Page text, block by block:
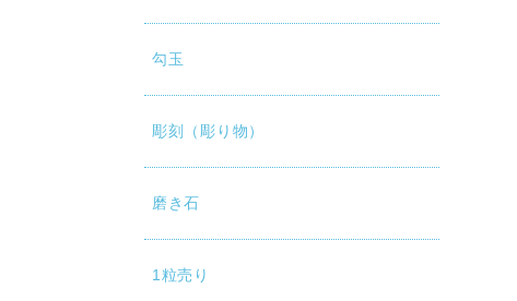
勾玉
彫刻（彫り物）
磨き石
1粒売り